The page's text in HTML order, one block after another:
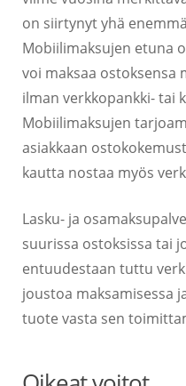
on siirtynyt yhä
Mobiilimaksujen etuna
voi maksaa ostoksensa
ilman verkkopankki- tai
Mobiilimaksujen
asiakkaan
kautta nostaa myös
Lasku- ja
suurissa ostoksissa tai
entuudestaan tuttu
joustoa maksamisessa
tuote vasta sen